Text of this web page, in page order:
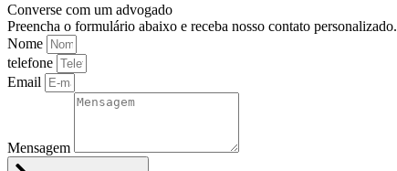
Converse com um advogado
Preencha o formulário abaixo e receba nosso contato personalizado.
Nome
telefone
Email
Mensagem